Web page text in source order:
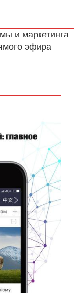
и маркетинга
эфира